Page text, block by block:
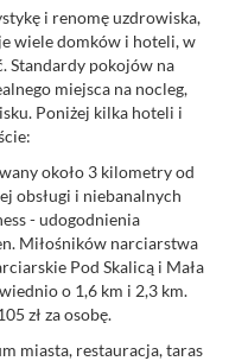
i renomę uzdrowiska,
wiele domków i hoteli, w
Standardy pokojów na
miejsca na nocleg,
Poniżej kilka hoteli i
około 3 kilometry od
obsługi i niebanalnych
- udogodnienia
Miłośników narciarstwa
Pod Skalicą i Mała
o 1,6 km i 2,3 km.
zł za osobę.
miasta, restauracja, taras